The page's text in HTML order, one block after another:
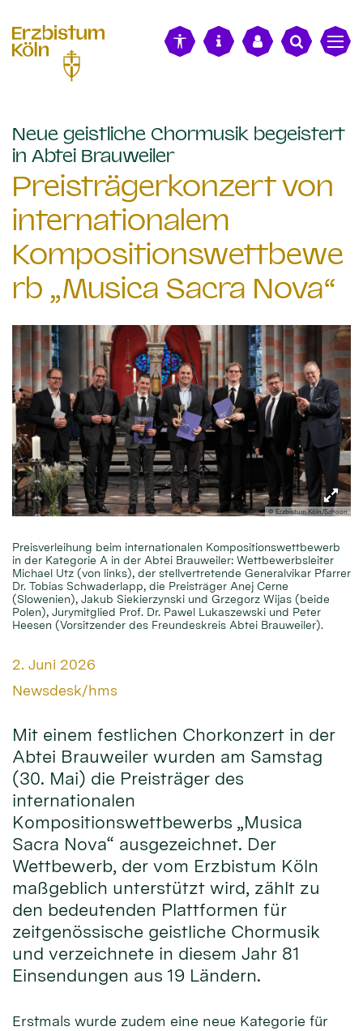
Neue geistliche Chormusik begeistert
in Abtei Brauweiler:
Preisträgerkonzert von
internationalem
Kompositionswettbewe
rb „Musica Sacra Nova“
© Erzbistum Köln/Schoon
Preisverleihung beim internationalen Kompositionswettbewerb
in der Kategorie A in der Abtei Brauweiler: Wettbewerbsleiter
Michael Utz (von links), der stellvertretende Generalvikar Pfarrer
Dr. Tobias Schwaderlapp, die Preisträger Anej Cerne
(Slowenien), Jakub Siekierzynski und Grzegorz Wijas (beide
Polen), Jurymitglied Prof. Dr. Pawel Lukaszewski und Peter
Heesen (Vorsitzender des Freundeskreis Abtei Brauweiler).
Datum:
2. Juni 2026
Von:
Newsdesk/hms
Mit einem festlichen Chorkonzert in der
Abtei Brauweiler wurden am Samstag
(30. Mai) die Preisträger des
internationalen
Kompositionswettbewerbs „Musica
Sacra Nova“ ausgezeichnet. Der
Wettbewerb, der vom Erzbistum Köln
maßgeblich unterstützt wird, zählt zu
den bedeutenden Plattformen für
zeitgenössische geistliche Chormusik
und verzeichnete in diesem Jahr 81
Einsendungen aus 19 Ländern.
Erstmals wurde zudem eine neue Kategorie für